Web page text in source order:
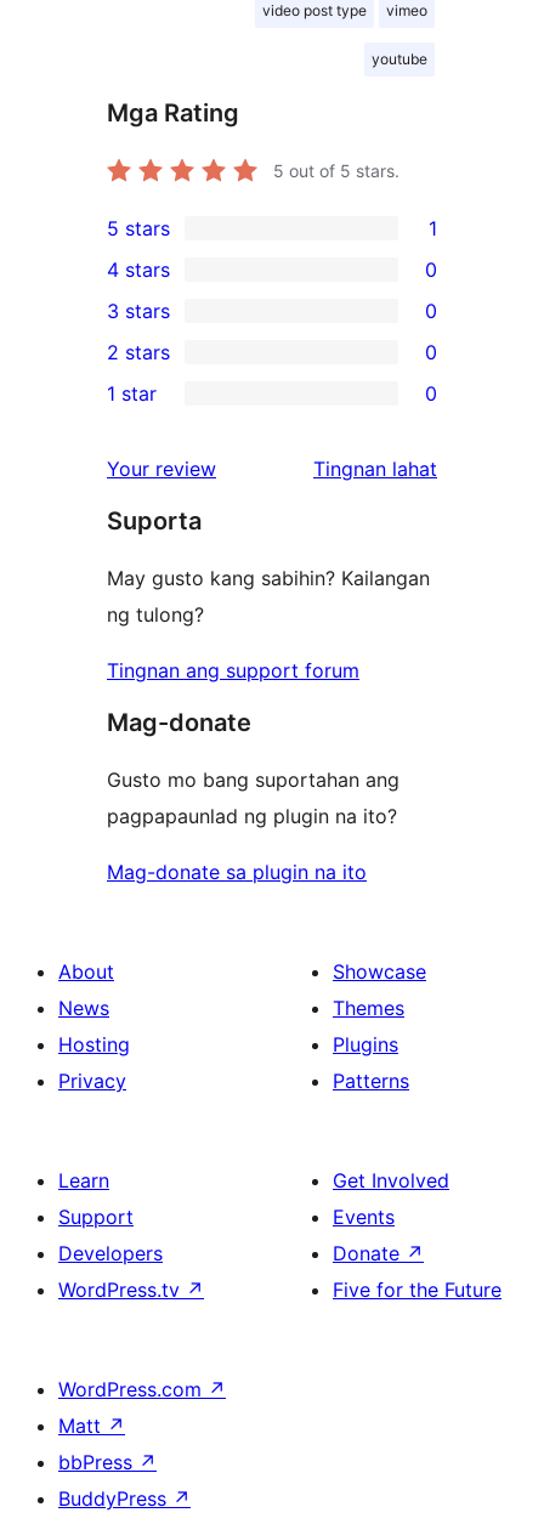
video post type vimeo
youtube
Mga Rating
5 out of 5 stars.
1
5-
star
review
5 stars 1
4-
star
reviews
4 stars 0
0
3-
star
3 stars 0
2-
reviews
2 stars 0
star
reviews
1 star 0
Your review Tingnan lahat
Suporta
May gusto kang sabihin? Kailangan
ng tulong?
Tingnan ang support forum
Mag-donate
Gusto mo bang suportahan ang
pagpapaunlad ng plugin na ito?
Mag-donate sa plugin na ito
About
News
Hosting
Privacy
Showcase
Themes
Plugins
Patterns
Learn
Support
Developers
WordPress.tv ↗
Get Involved
Events
Donate ↗
Five for the Future
WordPress.com ↗
Matt ↗
bbPress ↗
BuddyPress ↗